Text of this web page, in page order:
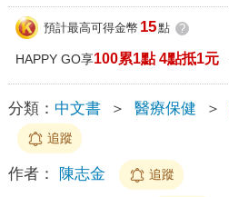
預計最高可得金幣 15點 ?
HAPPY GO享100累1點 4點抵1元
分類： 中文書 ＞ 醫療保健 ＞
追蹤
作者： 陳志金 追蹤